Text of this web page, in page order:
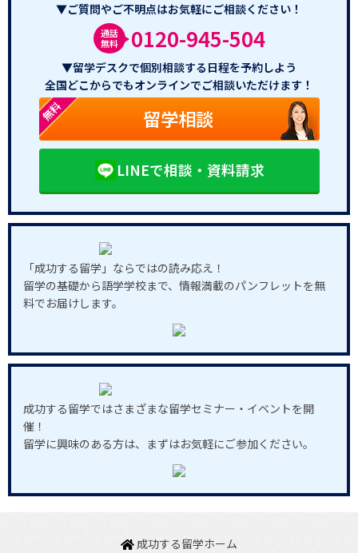
▼ご質問やご不明点はお気軽にご相談ください！
通話
無料
0120-945-504
▼留学デスクで個別相談する日程を予約しよう
全国どこからでもオンラインでご相談いただけます！
無料 留学相談
LINEで相談・資料請求
「成功する留学」ならではの読み応え！
留学の基礎から語学学校まで、情報満載のパンフレットを無
料でお届けします。
成功する留学ではさまざまな留学セミナー・イベントを開
催！
留学に興味のある方は、まずはお気軽にご参加ください。
成功する留学ホーム